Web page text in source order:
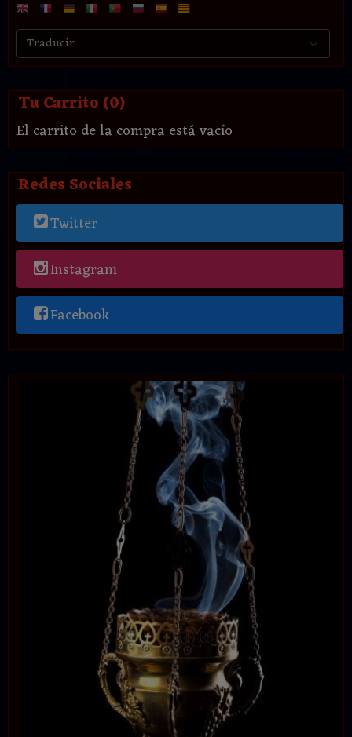
Tu Carrito (0)
El carrito de la compra está vacío
Redes Sociales
Twitter
Instagram
Facebook